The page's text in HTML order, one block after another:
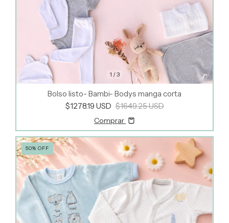
1 /3
Bolso listo- Bambi- Bodys manga corta
$1278.19 USD $1649.25 USD
Comprar
50% OFF